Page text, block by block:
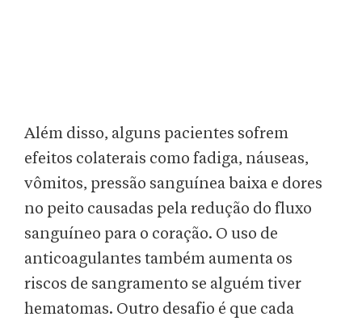
Além disso, alguns pacientes sofrem
efeitos colaterais como fadiga, náuseas,
vômitos, pressão sanguínea baixa e dores
no peito causadas pela redução do fluxo
sanguíneo para o coração. O uso de
anticoagulantes também aumenta os
riscos de sangramento se alguém tiver
hematomas. Outro desafio é que cada